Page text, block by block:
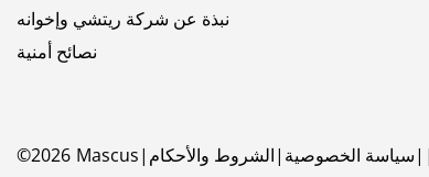
نبذة عن شركة ريتشي وإخوانه
نصائح أمنية
©2026 Mascus الشروط والأحكام سياسة الخصوصية